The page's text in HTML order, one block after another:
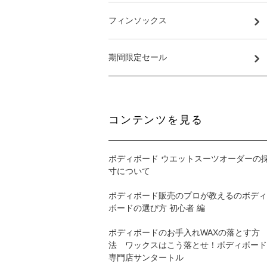
フィンソックス
期間限定セール
コンテンツを見る
ボディボード ウエットスーツオーダーの
寸について
ボディボード販売のプロが教えるのボディ
ボードの選び方 初心者 編
ボディボードのお手入れWAXの落とす方
法 ワックスはこう落とせ！ボディボード
専門店サンタートル